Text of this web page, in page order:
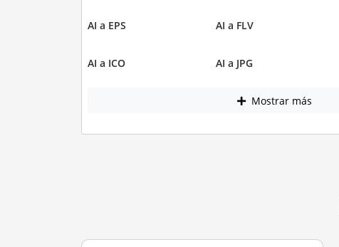
AI a EPS AI a FLV
AI a ICO AI a JPG
Mostrar más